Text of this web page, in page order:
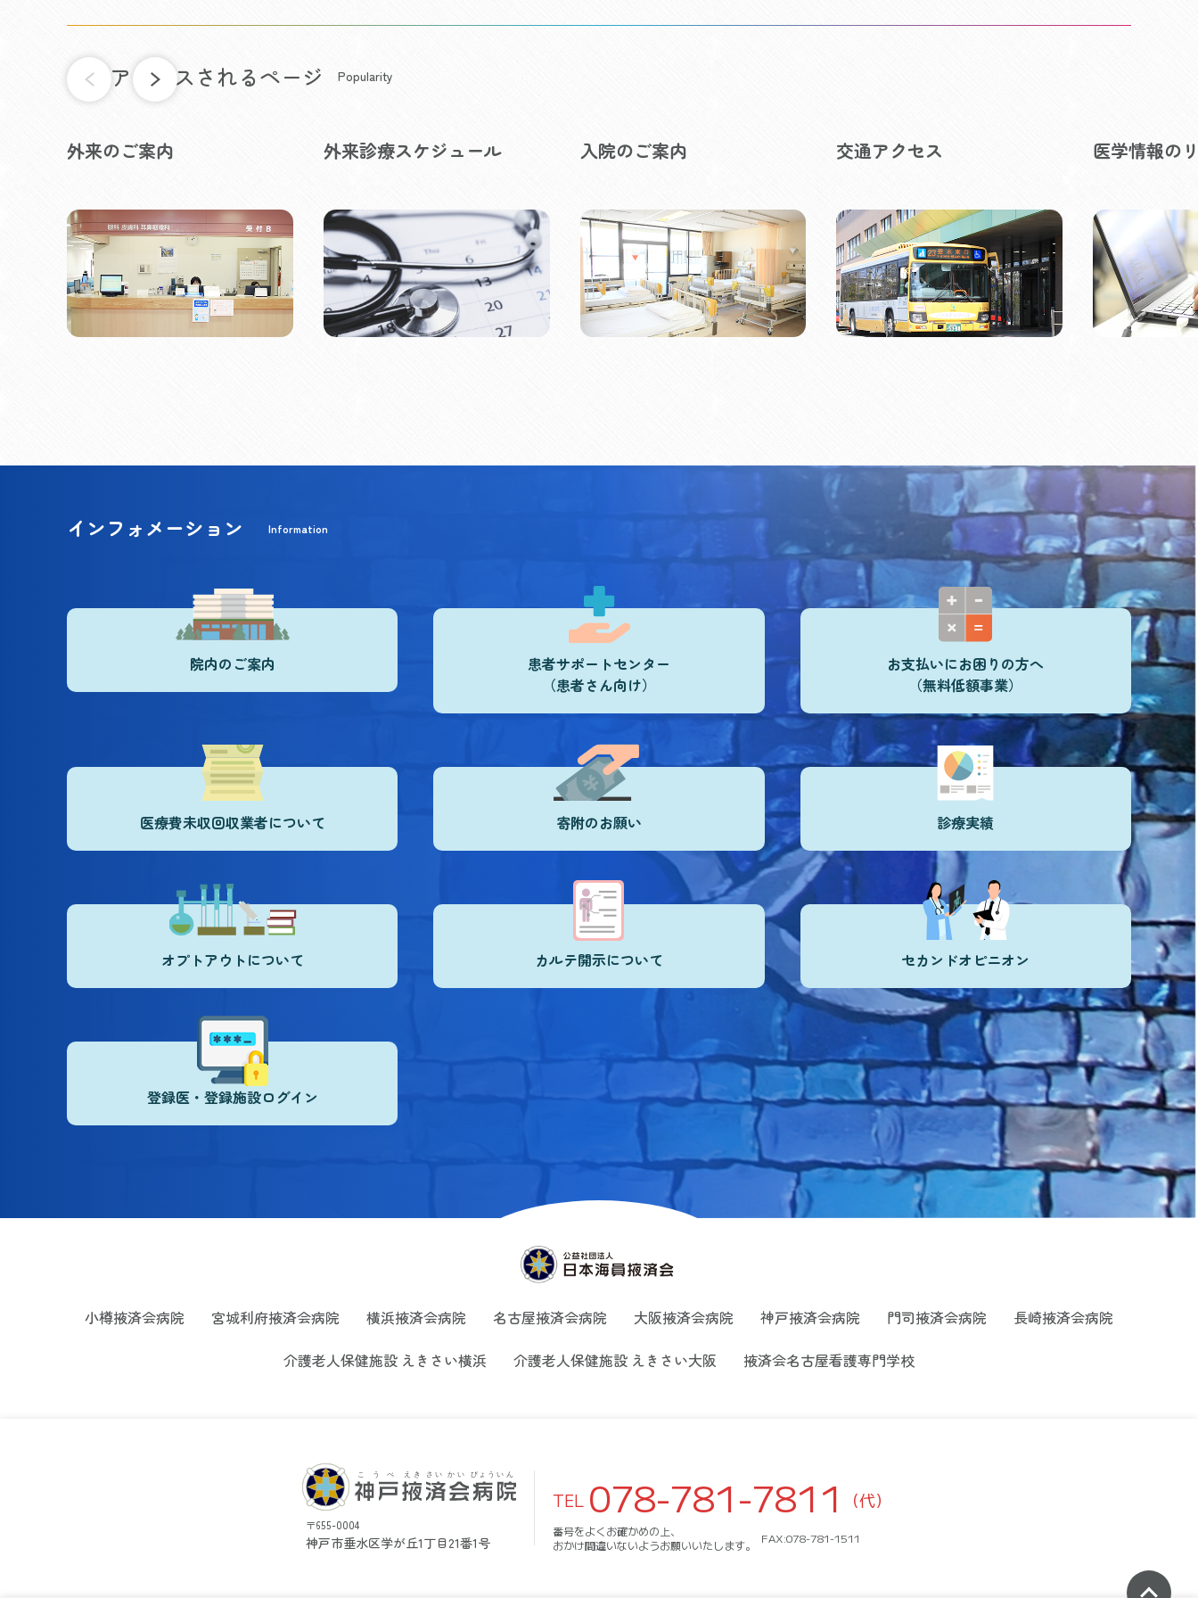
よくアクセスされるページ Popularity
外来のご案内 外来診療スケジュール 入院のご案内 交通アクセス 医学情報の
インフォメーション Information
院内のご案内
患者サポートセンター
（患者さん向け）
お支払いにお困りの方へ
（無料低額事業）
医療費未収回収業者について 寄附のお願い 診療実績
オプトアウトについて カルテ開示について セカンドオピニオン
登録医・登録施設ログイン
小樽掖済会病院 宮城利府掖済会病院 横浜掖済会病院 名古屋掖済会病院 大阪掖済会病院 神戸掖済会病院 門司掖済会病院
長崎掖済会病院
介護老人保健施設 えきさい横浜
介護老人保健施設 えきさい大阪 掖済会名古屋看護専門学校
〒655-0004
神戸市垂水区学が丘1丁目21番1号
TEL 078-781-7811 （代）
番号をよくお確かめの上、
おかけ間違いないようお願いいたします。
FAX:078-781-1511